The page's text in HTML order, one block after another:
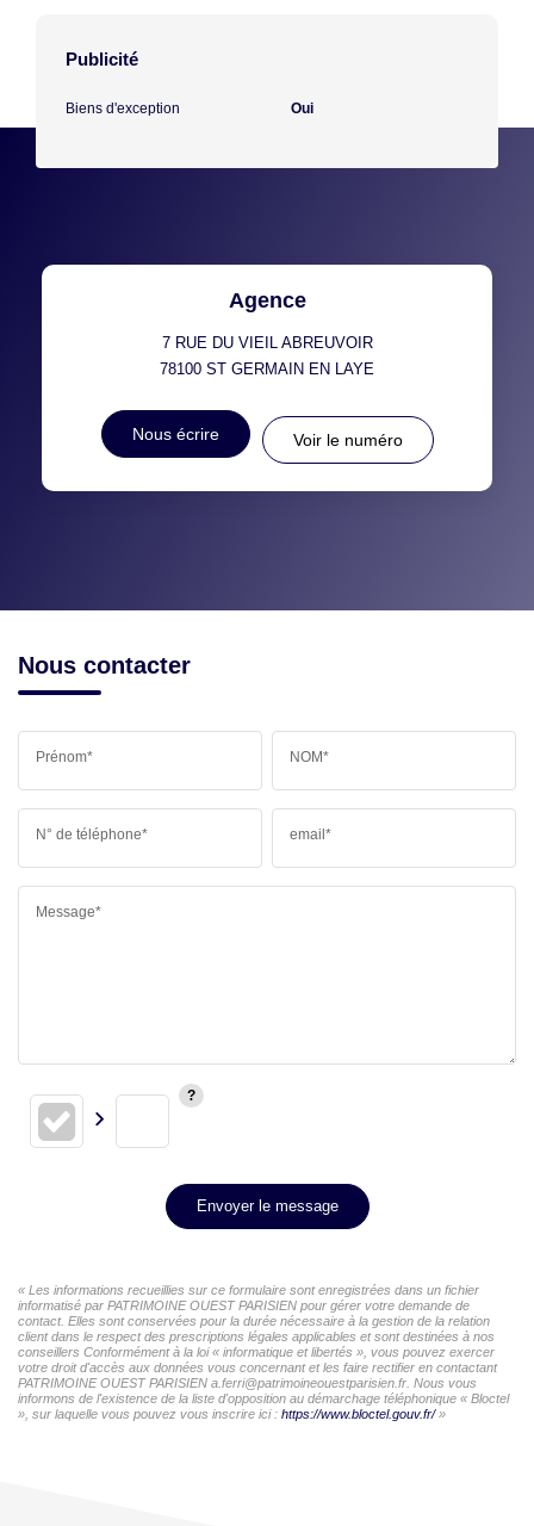
Publicité
Biens d'exception Oui
Agence
7 RUE DU VIEIL ABREUVOIR
78100 ST GERMAIN EN LAYE
Nous écrire Voir le numéro
Nous contacter
Prénom* NOM*
N° de téléphone* email*
Message*
Envoyer le message
« Les informations recueillies sur ce formulaire sont enregistrées dans un fichier
informatisé par PATRIMOINE OUEST PARISIEN pour gérer votre demande de
contact. Elles sont conservées pour la durée nécessaire à la gestion de la relation
client dans le respect des prescriptions légales applicables et sont destinées à nos
conseillers Conformément à la loi « informatique et libertés », vous pouvez exercer
votre droit d'accès aux données vous concernant et les faire rectifier en contactant
PATRIMOINE OUEST PARISIEN a.ferri@patrimoineouestparisien.fr. Nous vous
informons de l'existence de la liste d'opposition au démarchage téléphonique « Bloctel
», sur laquelle vous pouvez vous inscrire ici : https://www.bloctel.gouv.fr/»